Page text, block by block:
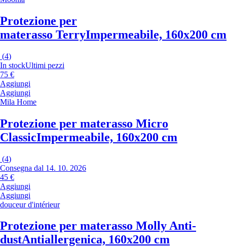
Protezione per
materasso TerryImpermeabile, 160x200 cm
(4)
In stockUltimi pezzi
75 €
Aggiungi
Aggiungi
Mila Home
Protezione per materasso Micro
ClassicImpermeabile, 160x200 cm
(4)
Consegna dal 14. 10. 2026
45 €
Aggiungi
Aggiungi
douceur d'intérieur
Protezione per materasso Molly Anti-
dustAntiallergenica, 160x200 cm